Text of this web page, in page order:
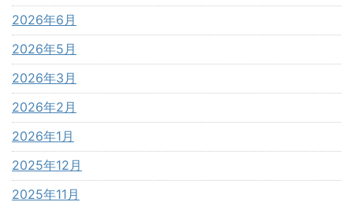
2026年6月
2026年5月
2026年3月
2026年2月
2026年1月
2025年12月
2025年11月